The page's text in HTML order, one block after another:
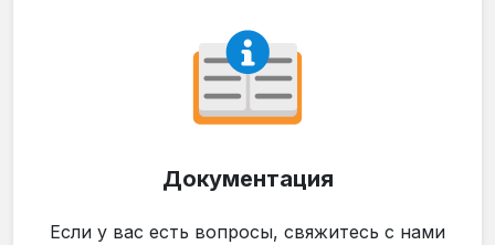
Документация
Если у вас есть вопросы, свяжитесь с нами